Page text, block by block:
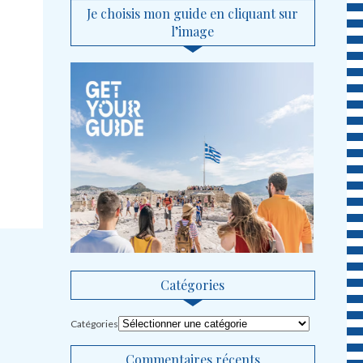
Je choisis mon guide en cliquant sur
l’image
Catégories
Catégories
Commentaires récents